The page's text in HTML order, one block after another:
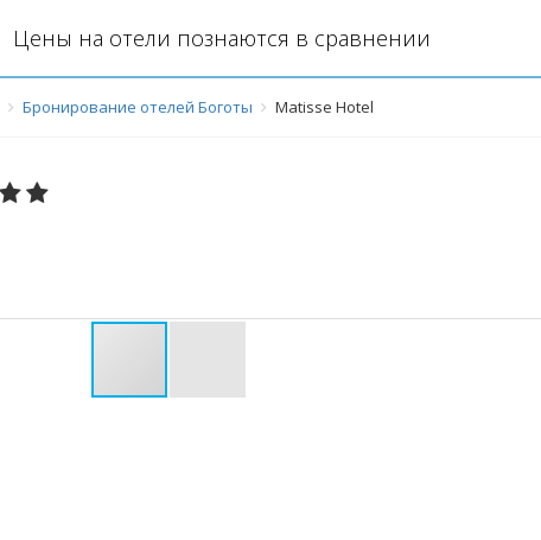
Цены на отели познаются в сравнении
Бронирование отелей Боготы Matisse Hotel